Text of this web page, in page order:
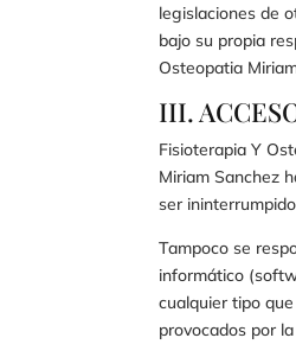
legislaciones de
bajo su propia
Osteopatia
III.
Fisioterapia Y
Miriam Sanchez
ser
Tampoco se
informático
cualquier tipo
provocados por